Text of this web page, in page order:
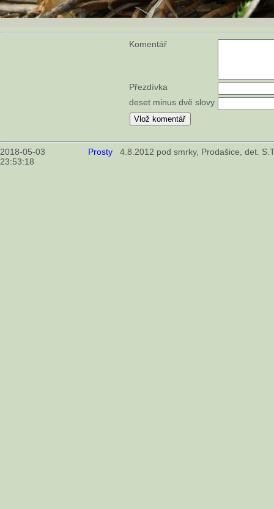
Komentář
Přezdívka
deset minus dvě slovy
2018-05-03
23:53:18
Prosty 4.8.2012 pod smrky, Prodašice, det.